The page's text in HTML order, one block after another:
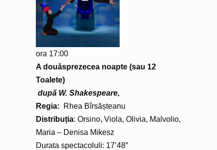
ora 17:00
A douăsprezecea noapte (sau 12
Toalete)
după W. Shakespeare,
Regia:
Rhea Bîrsășteanu
Distribuția: Orsino, Viola, Olivia, Malvolio,
Maria – Denisa Mikesz
Durata spectacoluli: 17’48”